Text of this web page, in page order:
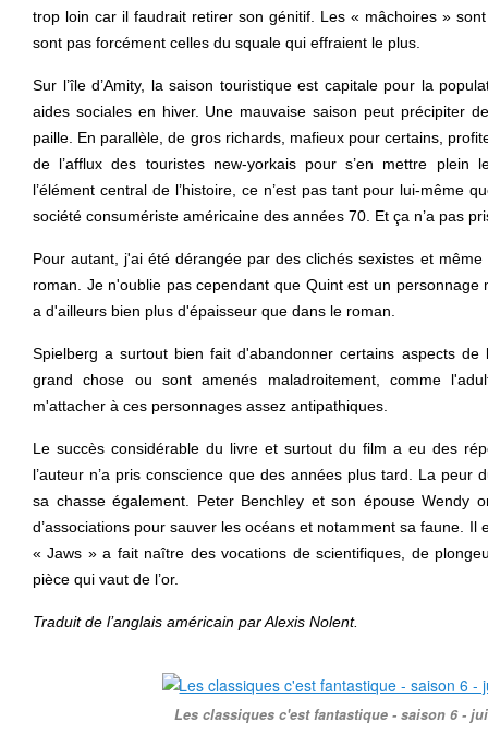
trop loin car il faudrait retirer son génitif. Les « mâchoires »
sont pas forcément celles du squale qui effraient le plus.
Sur l’île d’Amity, la saison touristique est capitale pour la
aides sociales en hiver. Une mauvaise saison peut précipiter
paille. En parallèle, de gros richards, mafieux pour certains,
de l’afflux des touristes new-yorkais pour s’en mettre plein
l’élément central de l’histoire, ce n’est pas tant pour lui-même
société consumériste américaine des années 70. Et ça n’a pas
Pour autant, j'ai été dérangée par des clichés sexistes et
roman. Je n'oublie pas cependant que Quint est un personnage
a d'ailleurs bien plus d'épaisseur que dans le roman.
Spielberg a surtout bien fait d'abandonner certains aspects de
grand chose ou sont amenés maladroitement, comme
m'attacher à ces personnages assez antipathiques.
Le succès considérable du livre et surtout du film a eu des
l’auteur n’a pris conscience que des années plus tard. La peur
sa chasse également. Peter Benchley et son épouse Wendy
d’associations pour sauver les océans et notamment sa faune. Il
« Jaws » a fait naître des vocations de scientifiques, de
pièce qui vaut de l’or.
Traduit de l’anglais américain par Alexis Nolent.
Les classiques c'est fantastique - saison 6 -